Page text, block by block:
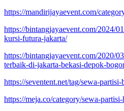
https://mandirijayaevent.com/
https://bintangjayaevent.com/2024/
kursi-futura-jakarta/
https://bintangjayaevent.com/2020/
terbaik-di-jakarta-bekasi-depok-
https://seventent.net/tag/sewa-partisi-
https://meja.co/category/sewa-